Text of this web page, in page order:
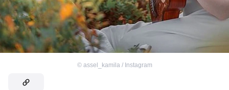
© assel_kamila / Instagram